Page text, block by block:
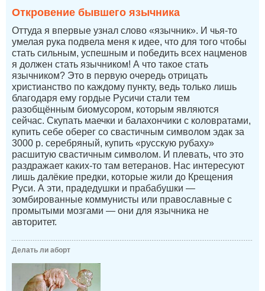
Откровение бывшего язычника
Оттуда я впервые узнал слово «язычник». И чья-то
умелая рука подвела меня к идее, что для того чтобы
стать сильным, успешным и победить всех нацменов
я должен стать язычником! А что такое стать
язычником? Это в первую очередь отрицать
христианство по каждому пункту, ведь только лишь
благодаря ему гордые Русичи стали тем
разобщённым биомусором, которым являются
сейчас. Скупать маечки и балахончики с коловратами,
купить себе оберег со свастичным символом эдак за
3000 р. серебряный, купить «русскую рубаху»
расшитую свастичным символом. И плевать, что это
раздражает каких-то там ветеранов. Нас интересуют
лишь далёкие предки, которые жили до Крещения
Руси. А эти, прадедушки и прабабушки —
зомбированные коммунисты или православные с
промытыми мозгами — они для язычника не
авторитет.
Делать ли аборт